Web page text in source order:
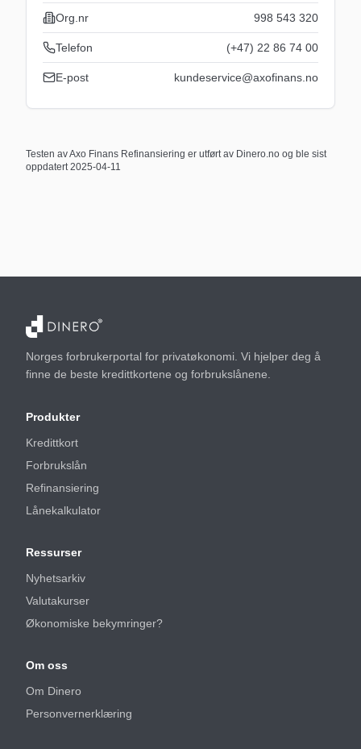
Org.nr 998 543 320
Telefon (+47) 22 86 74 00
E-post kundeservice@axofinans.no
Testen avAxo Finans Refinansiering er utført av Dinero.no og ble sist
oppdatert2025-04-11
Norges forbrukerportal for privatøkonomi. Vi hjelper deg å
finne de beste kredittkortene og forbrukslånene.
Produkter
Kredittkort
Forbrukslån
Refinansiering
Lånekalkulator
Ressurser
Nyhetsarkiv
Valutakurser
Økonomiske bekymringer?
Om oss
Om Dinero
Personvernerklæring